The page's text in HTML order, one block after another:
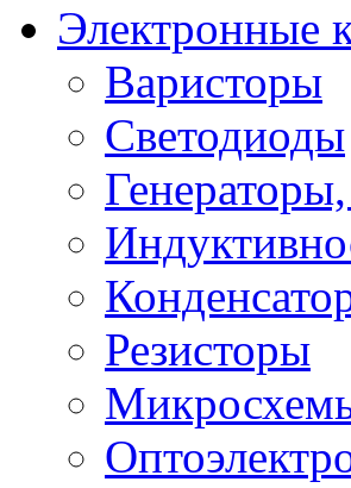
Электронные
Варисторы
Светодиоды
Резисторы